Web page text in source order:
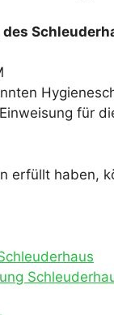
für
erfüllt haben,